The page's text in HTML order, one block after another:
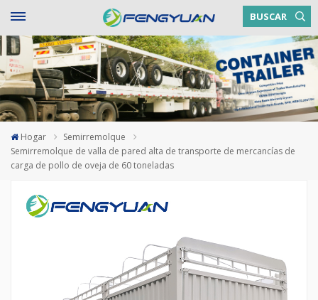
BUSCAR
Hogar
Semirremolque
Semirremolque de valla de pared alta de transporte de mercancías de
carga de pollo de oveja de 60 toneladas